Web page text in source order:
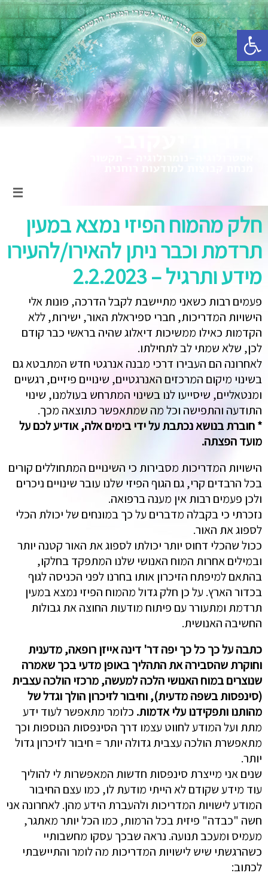
פתח סרגל נגישות
חלק מהמוח הפיזי נמצא במעין
תרדמת וכבר ניתן להאירו/להעירו
מידע ותרגיל – 2.2.2023
פעמים רבות כשאני מתיישבת לקבל הדרכה, פונות אלי
הישויות המדריכות, חברי ספיראלת האור, ישירות, ללא
הקדמות כאילו ממשיכות דיאלוג שהיה בראשי כבר קודם
לכן, שלא שמתי לב לתחילתו.
לאחרונה הם העבירו דרכי מבנה אנרגטי חדש המתבטא גם
בשינוי מיקום המרכזים האנרגטיים, שינויים פיזיים, רגשיים
ומנטאליים, שיסייעו לנו בשינוי המתרחש בעולמנו, שינוי
התודעה והתפישה וכל מה שמתאפשר כתוצאה מכך.
* חוברת בנושא נכתבת על ידי בימים אלה, אודיע לכם על
מועד הפצתה.
הישויות המדריכות מסבירות כי השינויים המתחוללים קורים
בכל הרבדים קרי, גם הגוף הפיזי שלנו עובר שינויים ניכרים
ולכן פעמים רבות אין מענה ברפואה.
נזכרתי כי בקבלה מדברים על כך במונחים של יכולת הכלי
לספוג את האור.
ככול שהכלי דחוס יותר יכולתו לספוג את האור קטנה יותר
ובמילים אחרות המוח האנושי שלנו המתפקד בחלקו,
בהתאם למיפתח הזיכרון אותו בחרנו לפני הכניסה לגוף
בכדור הארץ. על כן חלק גדול מהמוח הפיזי נמצא במעין
תרדמת ומתעורר עם פיתוח מודעות החוצה את גבולות
החשיבה האנושית.
כתבה על כך כל כך יפה דר' דינה אייזן רופאה, מדענית
וחוקרת שהסבירה את התהליך באופן מדעי בכך שאמרה
שנוצרים במוח האנושי הלכה למעשה, מרכזי הולכה עצבית
(סינפסות בשפה מדעית), וחיבור לזיכרון הולך וגדל של
מהותנו ותפקידנו עלי אדמות. כלומר מתאפשר לעוד ידע
מתת ועל המודע לחווט עצמו דרך הסינפסות הנוספות וכך
מתאפשרת הולכה עצבית גדולה יותר = חיבור לזיכרון גדול
יותר.
שנים אני מייצרת סינפסות חדשות המאפשרות לי להוליך
עוד מידע שקודם לא הייתי מודעת לו, כמו עצם החיבור
המודע לישויות המדריכות ולהעברת הידע מהן. לאחרונה אני
חשה "כבדה" פיזית בכל הרמות, כמו הכל יותר מאתגר,
מעמיס ומעכב תנועה. נראה שבכך עסקו מחשבותיי
כשהרגשתי שיש לישויות המדריכות מה לומר והתיישבתי
לכתוב: